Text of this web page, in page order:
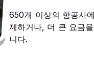
650개 이상의 항공사
제하거나, 더 큰 요금
니다.